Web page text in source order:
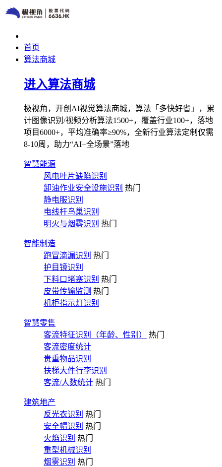
首页
算法商城
进入算法商城
极视角，开创AI视觉算法商城，算法「多快好省」，累
计图像识别/视频分析算法1500+，覆盖行业100+，落地
项目6000+，平均准确率≥90%，全新行业算法定制仅需
8-10周，助力“AI+全场景”落地
智慧能源
风电叶片缺陷识别
卸油作业安全设施识别 热门
静电服识别
电线杆鸟巢识别
明火与烟雾识别 热门
智能制造
跑冒滴漏识别 热门
护目镜识别
下料口堵塞识别 热门
皮带传输监测 热门
机柜指示灯识别
智慧零售
客流特征识别（年龄、性别）
热门
客流密度统计
贵重物品识别
扶梯大件行李识别
客流/人数统计 热门
建筑地产
反光衣识别 热门
安全帽识别 热门
火焰识别 热门
重型机械识别
烟雾识别 热门